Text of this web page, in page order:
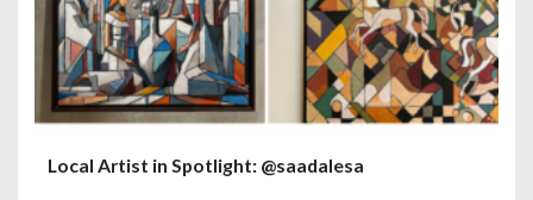
Local Artist in Spotlight: @saadalesa